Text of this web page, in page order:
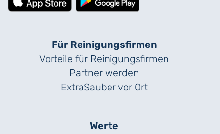
Für Reinigungs­firmen
Vorteile für Reinigungs­firmen
Partner werden
ExtraSauber vor Ort
Werte